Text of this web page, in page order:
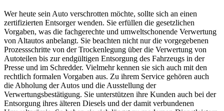
Wer heute sein Auto verschrotten möchte, sollte sich an einen
zertifizierten Entsorger wenden. Sie erfüllen die gesetzlichen
Vorgaben, was die fachgerechte und umweltschonende Verwertung
von Altautos anbelangt. Sie beachten nicht nur die vorgegebenen
Prozessschritte von der Trockenlegung über die Verwertung von
Autoteilen bis zur endgültigen Entsorgung des Fahrzeugs in der
Presse und im Schredder. Vielmehr kennen sie sich auch mit den
rechtlich formalen Vorgaben aus. Zu ihrem Service gehören auch
die Abholung der Autos und die Ausstellung der
Verwertungsbestätigung. Sie unterstützen ihre Kunden auch bei der
Entsorgung ihres älteren Diesels und der damit verbundenen